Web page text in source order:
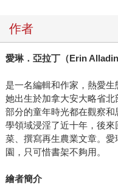
作者
愛琳．亞拉丁（Erin Alladin
是一名編輯和作家，熱愛生
她出生於加拿大安大略省
部分的童年時光都在觀察
學領域浸淫了近十年，後
菜、撰寫再生農業文章。
園，只可惜書架不夠用。
繪者簡介